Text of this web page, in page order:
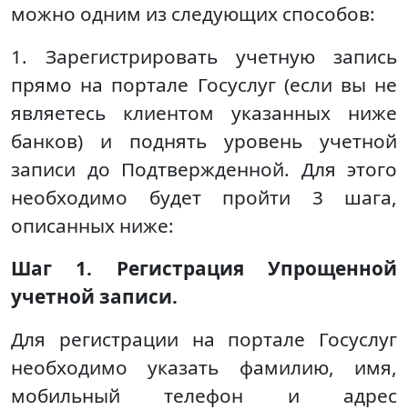
можно одним из следующих способов:
1. Зарегистрировать учетную запись
прямо на портале Госуслуг (если вы не
являетесь клиентом указанных ниже
банков) и поднять уровень учетной
записи до Подтвержденной. Для этого
необходимо будет пройти 3 шага,
описанных ниже:
Шаг 1. Регистрация Упрощенной
учетной записи.
Для регистрации на портале Госуслуг
необходимо указать фамилию, имя,
мобильный телефон и адрес